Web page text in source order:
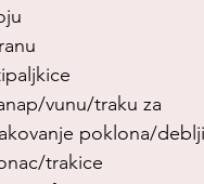
vunu/traku za
poklona/deblji
trakice